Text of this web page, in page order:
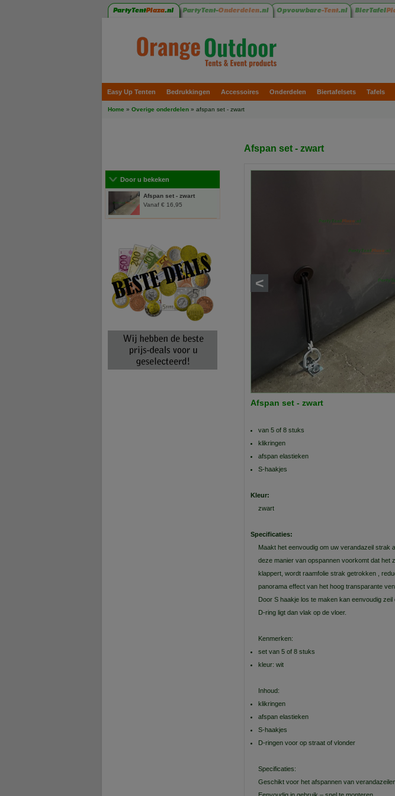
Easy Up Tenten Bedrukkingen Accessoires Onderdelen Biertafelsets Tafels
Home » Overige onderdelen » afspan set - zwart
Door u bekeken
Afspan set - zwart
Vanaf € 16,95
Afspan set - zwart
<
Afspan set - zwart
van 5 of 8 stuks
klikringen
afspan elastieken
S-haakjes
Kleur:
zwart
Specificaties:
Maakt het eenvoudig om uw verandazeil strak
deze manier van opspannen voorkomt dat het
klappert, wordt raamfolie strak getrokken ,
panorama effect van het hoog transparante
Door S haakje los te maken kan eenvoudig zeil
D-ring ligt dan vlak op de vloer.
Kenmerken:
set van 5 of 8 stuks
kleur: wit
Inhoud:
klikringen
afspan elastieken
S-haakjes
D-ringen voor op straat of vlonder
Specificaties:
Geschikt voor het afspannen van